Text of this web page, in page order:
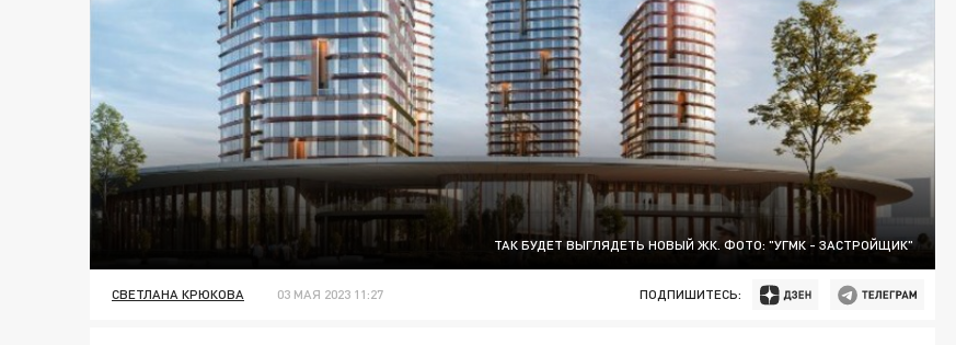
ТАК БУДЕТ ВЫГЛЯДЕТЬ НОВЫЙ ЖК. ФОТО: "УГМК - ЗАСТРОЙЩИК"
СВЕТЛАНА КРЮКОВА 03 МАЯ 2023 11:27 ПОДПИШИТЕСЬ: